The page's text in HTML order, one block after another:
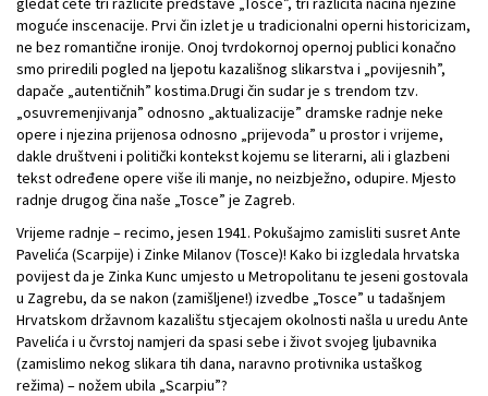
moguće inscenacije. Prvi čin izlet je u tradicionalni operni historicizam,
ne bez romantične ironije. Onoj tvrdokornoj opernoj publici konačno
smo priredili pogled na ljepotu kazališnog slikarstva i „povijesnih”,
dapače „autentičnih” kostima.Drugi čin sudar je s trendom tzv.
„osuvremenjivanja” odnosno „aktualizacije” dramske radnje neke
opere i njezina prijenosa odnosno „prijevoda” u prostor i vrijeme,
dakle društveni i politički kontekst kojemu se literarni, ali i glazbeni
tekst određene opere više ili manje, no neizbježno, odupire. Mjesto
radnje drugog čina naše „Tosce” je Zagreb.
Vrijeme radnje – recimo, jesen 1941. Pokušajmo zamisliti susret Ante
Pavelića (Scarpije) i Zinke Milanov (Tosce)! Kako bi izgledala hrvatska
povijest da je Zinka Kunc umjesto u Metropolitanu te jeseni gostovala
u Zagrebu, da se nakon (zamišljene!) izvedbe „Tosce” u tadašnjem
Hrvatskom državnom kazalištu stjecajem okolnosti našla u uredu Ante
Pavelića i u čvrstoj namjeri da spasi sebe i život svojeg ljubavnika
(zamislimo nekog slikara tih dana, naravno protivnika ustaškog
režima) – nožem ubila „Scarpiu”?